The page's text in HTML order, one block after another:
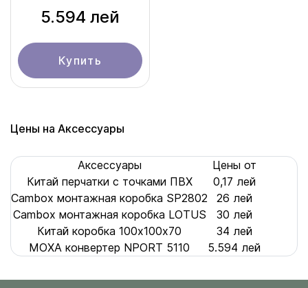
5.594 лей
Купить
Цены на Аксессуары
Аксессуары
Цены от
Китай перчатки с точками ПВХ
0,17 лей
Cambox монтажная коробка SP2802
26 лей
Cambox монтажная коробка LOTUS
30 лей
Китай коробка 100х100x70
34 лей
MOXA конвертер NPORT 5110
5.594 лей